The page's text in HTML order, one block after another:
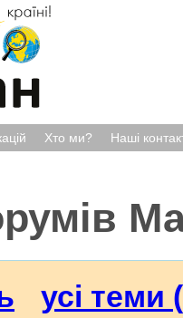
Хто ми? Наші
усі теми